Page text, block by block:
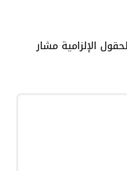
الإلزامية مشار